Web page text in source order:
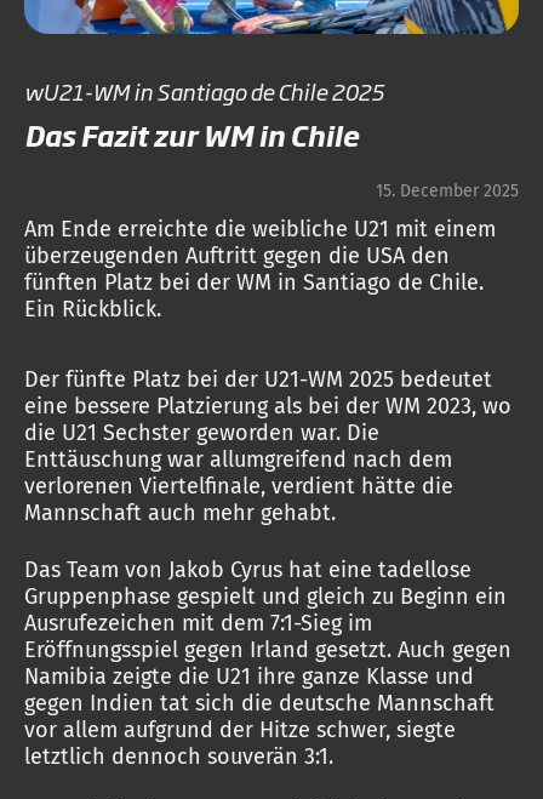
wU21-WM in Santiago de Chile 2025
Das Fazit zur WM in Chile
15. December 2025
Am Ende erreichte die weibliche U21 mit einem
überzeugenden Auftritt gegen die USA den
fünften Platz bei der WM in Santiago de Chile.
Ein Rückblick.
Der fünfte Platz bei der U21-WM 2025 bedeutet
eine bessere Platzierung als bei der WM 2023, wo
die U21 Sechster geworden war. Die
Enttäuschung war allumgreifend nach dem
verlorenen Viertelfinale, verdient hätte die
Mannschaft auch mehr gehabt.
Das Team von Jakob Cyrus hat eine tadellose
Gruppenphase gespielt und gleich zu Beginn ein
Ausrufezeichen mit dem 7:1-Sieg im
Eröffnungsspiel gegen Irland gesetzt. Auch gegen
Namibia zeigte die U21 ihre ganze Klasse und
gegen Indien tat sich die deutsche Mannschaft
vor allem aufgrund der Hitze schwer, siegte
letztlich dennoch souverän 3:1.